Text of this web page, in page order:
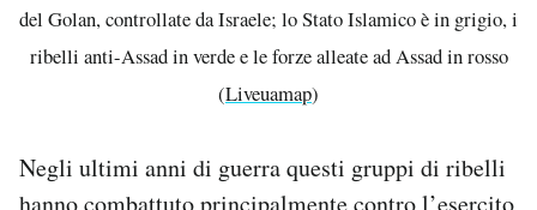
del Golan, controllate da Israele; lo Stato Islamico è in grigio, i
ribelli anti-Assad in verde e le forze alleate ad Assad in rosso
(Liveuamap)
Negli ultimi anni di guerra questi gruppi di ribelli
hanno combattuto principalmente contro l’esercito